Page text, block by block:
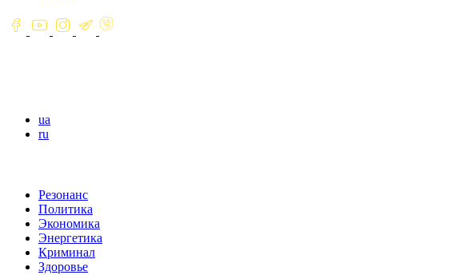
ua
ru
Резонанс
Политика
Экономика
Энергетика
Криминал
Здоровье